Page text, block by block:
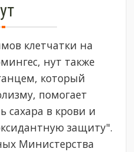
клетчатки на
нут также
который
помогает
сахара в крови и
защиту".
Министерства